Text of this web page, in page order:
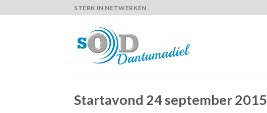
to
STERK IN NETWERKEN
Startavond 24 september 2015